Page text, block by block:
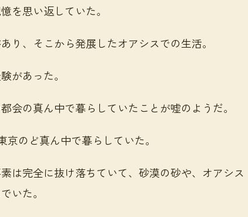
を思い返していた。
り、そこから発展したオアシスでの生活。
があった。
会の真ん中で暮らしていたことが嘘のようだ。
のど真ん中で暮らしていた。
は完全に抜け落ちていて、砂漠の砂や、オアシス
いた。